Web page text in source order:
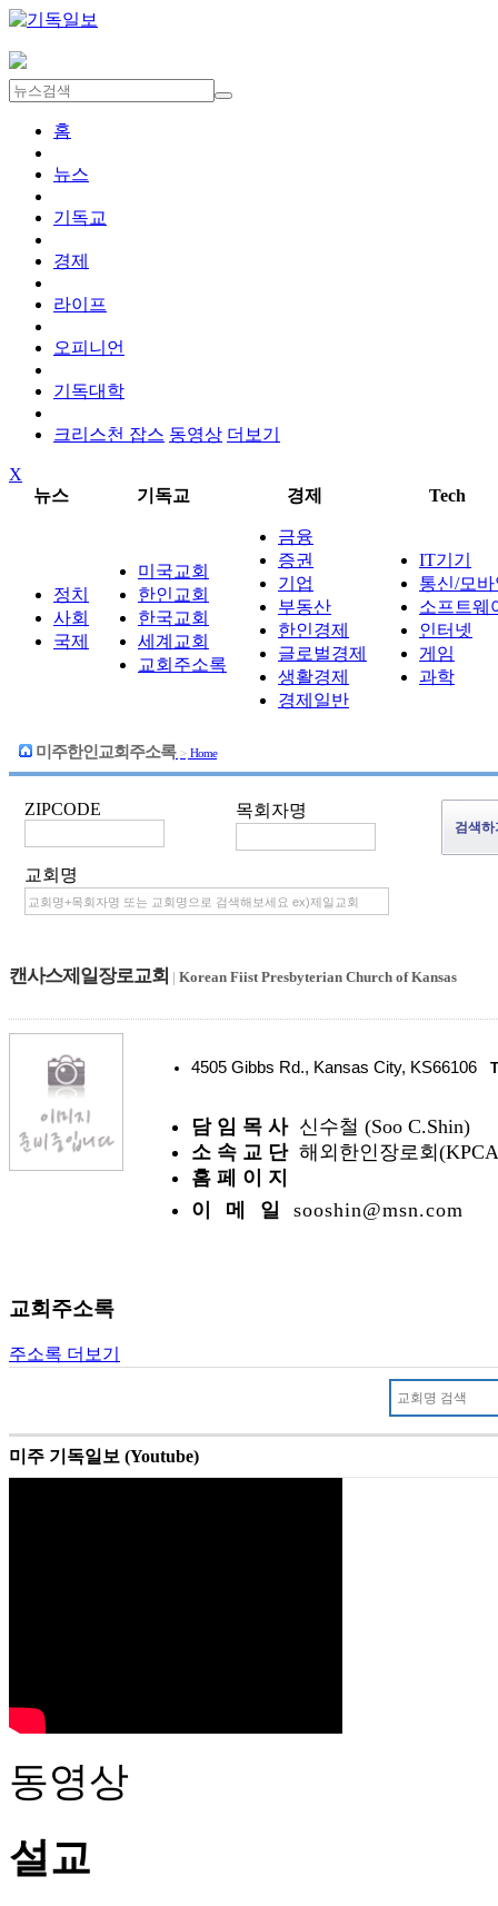
홈
뉴스
기독교
경제
라이프
오피니언
기독대학
크리스천 잡스 동영상 더보기
X
뉴스
기독교 경제 Tech
정치
사회
국제
미국교회
한인교회
한국교회
세계교회
교회주소록
금융
증권
기업
부동산
한인경제
글로벌경제
생활경제
경제일반
IT기기
통신/모
소프트웨
인터넷
게임
과학
미주한인교회주소록 > Home
ZIPCODE 목회자명
교회명
캔사스제일장로교회 | Korean Fiist Presbyterian Church of Kansas
4505 Gibbs Rd., Kansas City, KS66106 T
담 임 목 사 신수철 (Soo C.Shin)
소 속 교 단 해외한인장로회
홈 페 이 지
이 메 일
sooshin@msn.com
교회주소록
주소록 더보기
미주 기독일보 (Youtube)
동영상
설교